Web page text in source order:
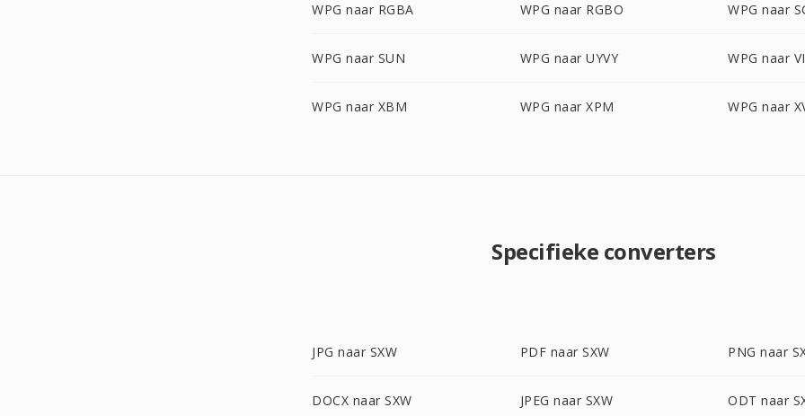
WPG naar RGBA WPG naar RGBO WPG naar
WPG naar SUN WPG naar UYVY WPG naar
WPG naar XBM WPG naar XPM WPG naar
Specifieke converters
JPG naar SXW PDF naar SXW PNG naar
DOCX naar SXW JPEG naar SXW ODT naar